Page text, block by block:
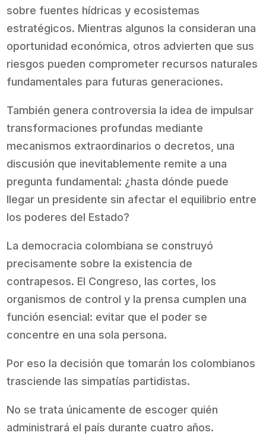
sobre fuentes hídricas y ecosistemas
estratégicos. Mientras algunos la consideran una
oportunidad económica, otros advierten que sus
riesgos pueden comprometer recursos naturales
fundamentales para futuras generaciones.
También genera controversia la idea de impulsar
transformaciones profundas mediante
mecanismos extraordinarios o decretos, una
discusión que inevitablemente remite a una
pregunta fundamental: ¿hasta dónde puede
llegar un presidente sin afectar el equilibrio entre
los poderes del Estado?
La democracia colombiana se construyó
precisamente sobre la existencia de
contrapesos. El Congreso, las cortes, los
organismos de control y la prensa cumplen una
función esencial: evitar que el poder se
concentre en una sola persona.
Por eso la decisión que tomarán los colombianos
trasciende las simpatías partidistas.
No se trata únicamente de escoger quién
administrará el país durante cuatro años.